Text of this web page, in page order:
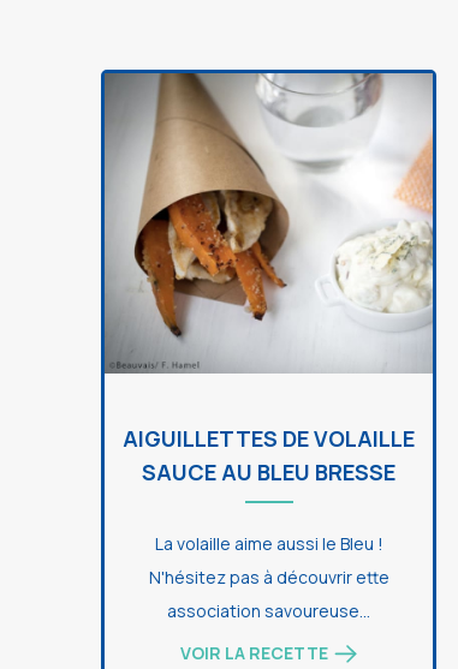
AIGUILLETTES DE VOLAILLE
SAUCE AU BLEU BRESSE
La volaille aime aussi le Bleu !
N'hésitez pas à découvrir ette
association savoureuse...
VOIR LA RECETTE